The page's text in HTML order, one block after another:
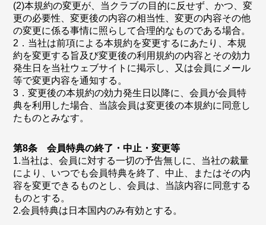
(2)本規約の変更が、当クラブの目的に反せず、かつ、変
更の必要性、変更後の内容の相当性、変更の内容その他
の変更に係る事情に照らして合理的なものである場合。
2．当社は前項による本規約を変更するにあたり、本規
約を変更する旨及び変更後の利用規約の内容とその効力
発生日を当社ウェブサイトに掲示し、又は会員にメール
等で変更内容を通知する。
3．変更後の本規約の効力発生日以降に、会員が会員特
典を利用した場合、当該会員は変更後の本規約に同意し
たものとみなす。
第8条 会員特典の終了・中止・変更等
1.当社は、会員に対する一切の予告無しに、当社の裁量
により、いつでも会員特典を終了、中止、またはその内
容を変更できるものとし、会員は、当該内容に同意する
ものとする。
2.会員特典は日本国内のみ有効とする。